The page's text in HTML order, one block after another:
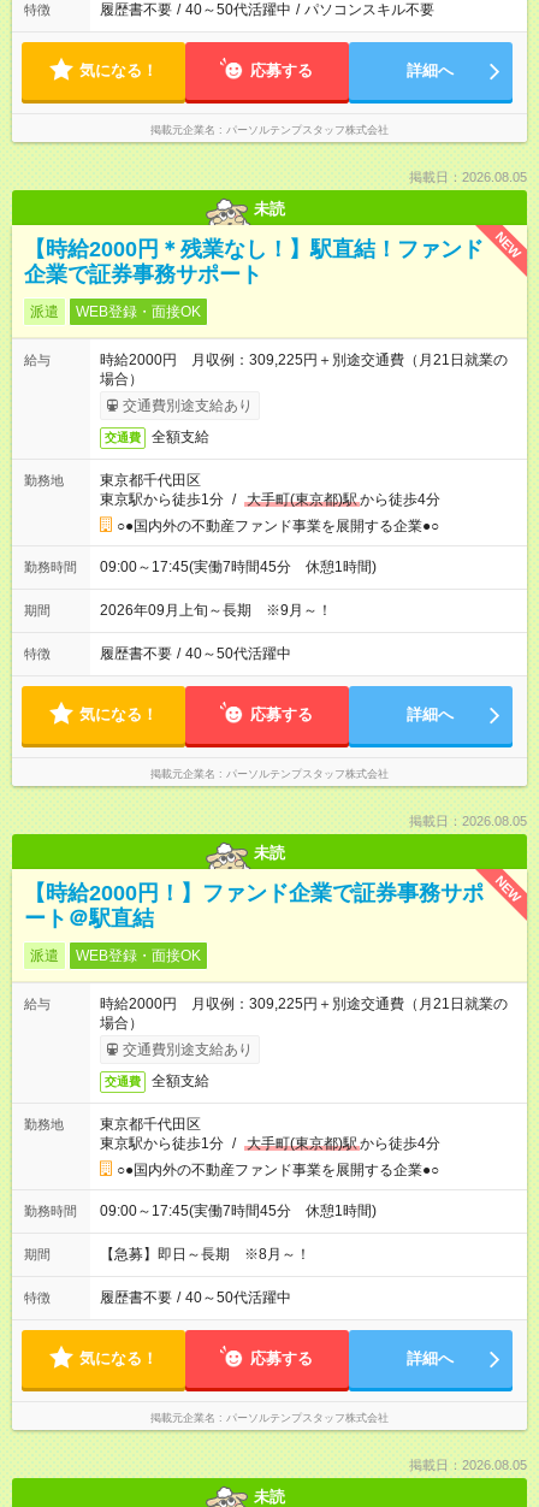
特徴 履歴書不要 / 40～50代活躍中 / パソコンスキル不要
気になる！ 応募する 詳細へ
掲載元企業名 パーソルテンプスタッフ株式会社
掲載日：2026.08.05
未読
NEW
【時給2000円＊残業なし！】駅直結！ファンド
企業で証券事務サポート
派遣 WEB登録・面接OK
給与
時給2000円 月収例：309,225円＋別途交通費（月21日就業の
場合）
交通費別途支給あり
交通費 全額支給
勤務地
東京都千代田区
東京駅から徒歩1分 / 大手町(東京都)駅から徒歩4分
○●国内外の不動産ファンド事業を展開する企業●○
勤務時間 09:00～17:45(実働7時間45分 休憩1時間)
期間 2026年09月上旬～長期 ※9月～！
特徴 履歴書不要 / 40～50代活躍中
気になる！ 応募する 詳細へ
掲載元企業名 パーソルテンプスタッフ株式会社
掲載日：2026.08.05
未読
NEW
【時給2000円！】ファンド企業で証券事務サポ
ート＠駅直結
派遣 WEB登録・面接OK
給与
時給2000円 月収例：309,225円＋別途交通費（月21日就業の
場合）
交通費別途支給あり
交通費 全額支給
勤務地
東京都千代田区
東京駅から徒歩1分 / 大手町(東京都)駅から徒歩4分
○●国内外の不動産ファンド事業を展開する企業●○
勤務時間 09:00～17:45(実働7時間45分 休憩1時間)
期間 【急募】即日～長期 ※8月～！
特徴 履歴書不要 / 40～50代活躍中
気になる！ 応募する 詳細へ
掲載元企業名 パーソルテンプスタッフ株式会社
掲載日：2026.08.05
未読